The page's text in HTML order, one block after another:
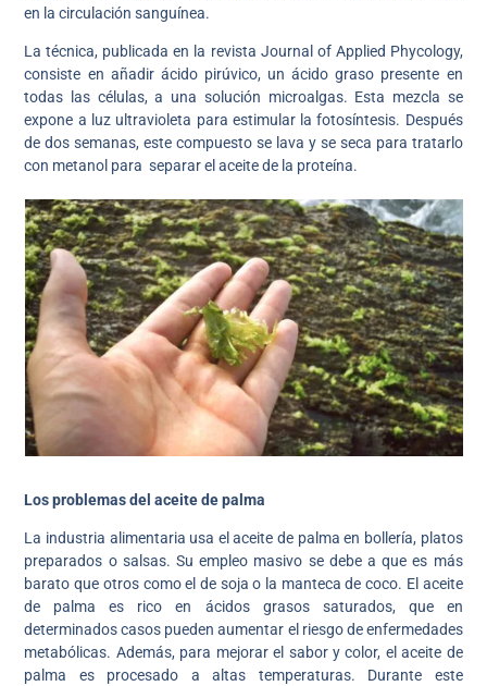
en la circulación sanguínea.
La técnica, publicada en la revista Journal of Applied Phycology,
consiste en añadir ácido pirúvico, un ácido graso presente en
todas las células, a una solución microalgas. Esta mezcla se
expone a luz ultravioleta para estimular la fotosíntesis. Después
de dos semanas, este compuesto se lava y se seca para tratarlo
con metanol para separar el aceite de la proteína.
Los problemas del aceite de palma
La industria alimentaria usa el aceite de palma en bollería, platos
preparados o salsas. Su empleo masivo se debe a que es más
barato que otros como el de soja o la manteca de coco. El aceite
de palma es rico en ácidos grasos saturados, que en
determinados casos pueden aumentar el riesgo de enfermedades
metabólicas. Además, para mejorar el sabor y color, el aceite de
palma es procesado a altas temperaturas. Durante este